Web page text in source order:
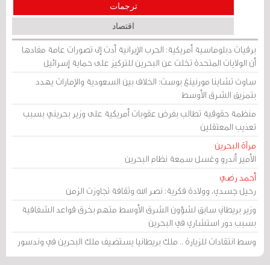
ترجمات
اقتصاد
برقيات دبلوماسية أمريكية: الحرب الإيرانية أدت إلى تصورات عامة مفادها
أن الولايات المتحدة تخلت عن البحرين للتركيز على حماية إسرائيل
ساوث تشاينا مورنينغ بوست: الخلاف بين السعودية والإمارات يهدد
بتمزيق الشرق الأوسط
منظمة حقوقية تطالب بفرض عقوبات أمريكية على وزير بحريني بسبب
تعذيب المعتقلين
مرآة البحرين
الأمير أندرو وغسل سمعة نظام البحرين
أحمد رضي
رحيل جسدي، وولادة فكرية: نصر الله وثقافة تجاوزت الزمن
وزير بريطاني سابق لشؤون الشرق الأوسط متهم بخرق قواعد الشفافية
بسبب دور استشاري في البحرين
وسط انتقادات للزيارة .. ملك بريطانيا يستضيف ملك البحرين في وندسور